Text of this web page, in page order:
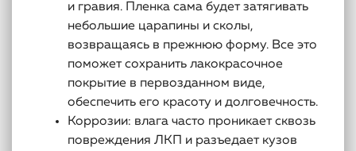
и гравия. Пленка сама будет затягивать
небольшие царапины и сколы,
возвращаясь в прежнюю форму. Все это
поможет сохранить лакокрасочное
покрытие в первозданном виде,
обеспечить его красоту и долговечность.
Коррозии: влага часто проникает сквозь
повреждения ЛКП и разъедает кузов